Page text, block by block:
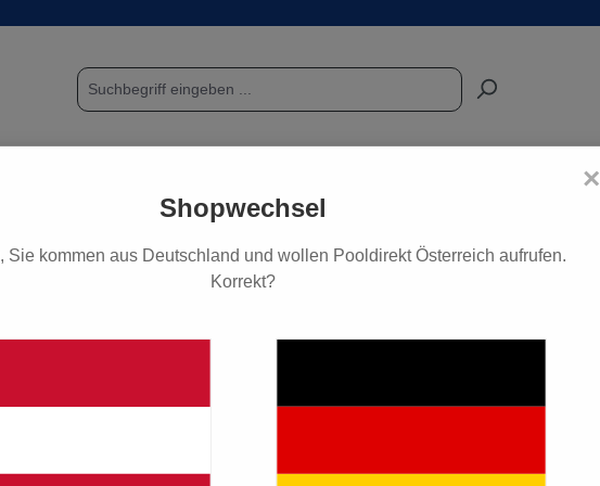
×
Shopwechsel
Sie kommen aus Deutschland und wollen Pooldirekt Österreich aufrufen.
Korrekt?
PFLEGE-TIPPS
24,90 €*